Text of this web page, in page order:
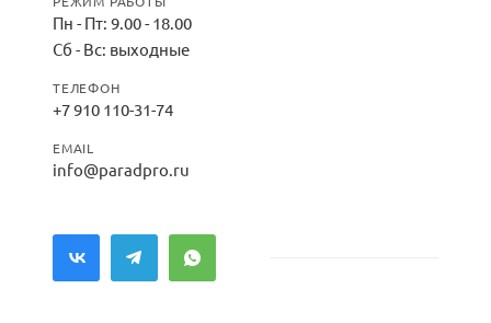
Пн - Пт: 9.00 - 18.00
Сб - Вс: выходные
ТЕЛЕФОН
+7 910 110-31-74
EMAIL
info@paradpro.ru